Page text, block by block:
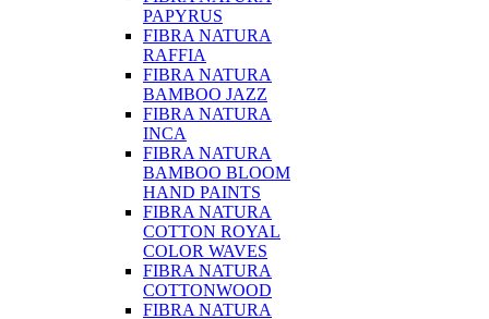
PAPYRUS
FIBRA NATURA
RAFFIA
FIBRA NATURA
BAMBOO JAZZ
FIBRA NATURA
INCA
FIBRA NATURA
BAMBOO BLOOM
HAND PAINTS
FIBRA NATURA
COTTON ROYAL
COLOR WAVES
FIBRA NATURA
COTTONWOOD
FIBRA NATURA